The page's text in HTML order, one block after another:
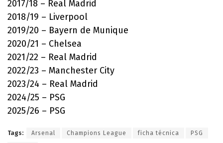
2017/18 – Real Madrid
2018/19 – Liverpool
2019/20 – Bayern de Munique
2020/21 – Chelsea
2021/22 – Real Madrid
2022/23 – Manchester City
2023/24 – Real Madrid
2024/25 – PSG
2025/26 – PSG
Tags: Arsenal Champions League ficha técnica PSG